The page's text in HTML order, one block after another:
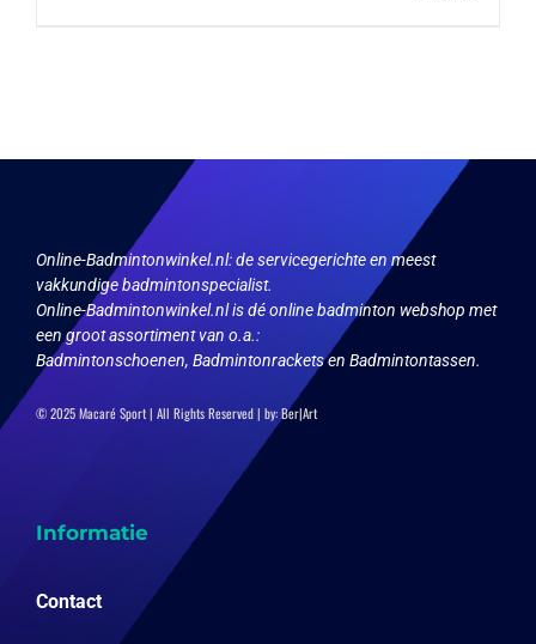
Online-Badmintonwinkel.nl:de servicegerichte en meest
vakkundige badmintonspecialist.
Online-Badmintonwinkel.nl is dé online badminton webshop met
een groot assortiment van o.a.:
Badmintonschoenen, Badmintonrackets en Badmintontassen.
© 2025 Macaré Sport | All Rights Reserved | by:Ber|Art
Informatie
Contact